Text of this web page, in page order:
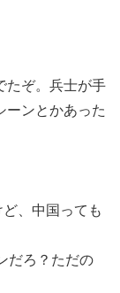
たぞ。兵士が手
ーンとかあった
、中国っても
だろ？ただの